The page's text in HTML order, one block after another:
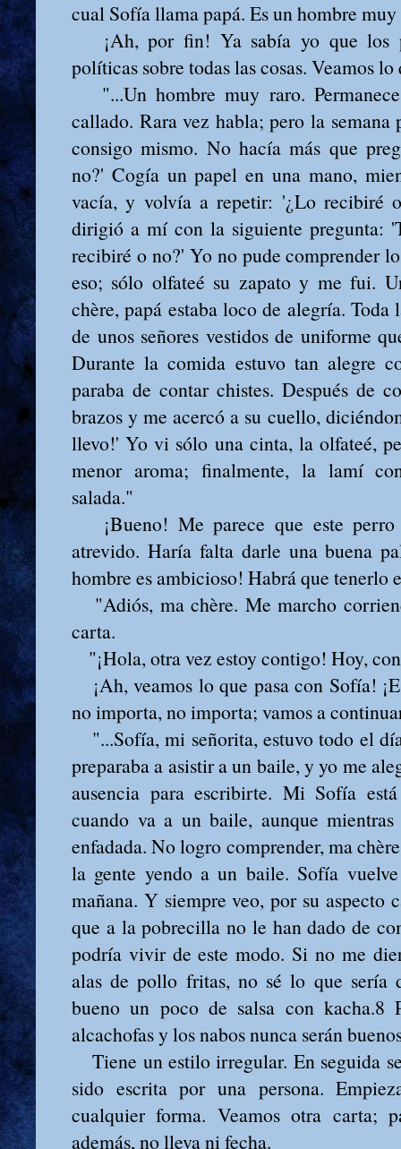
cual Sofía llama papá. Es un hombre
¡Ah, por fin! Ya sabía yo que los
políticas sobre todas las cosas. Veamos
"...Un hombre muy raro.
callado. Rara vez habla; pero la semana
consigo mismo. No hacía más que
no?' Cogía un papel en una mano,
vacía, y volvía a repetir: '¿Lo recibiré
dirigió a mí con la siguiente pregunta:
recibiré o no?' Yo no pude comprender
eso; sólo olfateé su zapato y me fui.
chère, papá estaba loco de alegría.
de unos señores vestidos de uniforme
Durante la comida estuvo tan alegre
paraba de contar chistes. Después de
brazos y me acercó a su cuello,
llevo!' Yo vi sólo una cinta, la olfateé,
menor aroma; finalmente, la lamí
salada."
¡Bueno! Me parece que este perro
atrevido. Haría falta darle una buena
hombre es ambicioso! Habrá que tenerlo
"Adiós, ma chère. Me marcho
carta.
"¡Hola, otra vez estoy contigo! Hoy,
¡Ah, veamos lo que pasa con Sofía!
no importa, no importa; vamos a
"...Sofía, mi señorita, estuvo todo el
preparaba a asistir a un baile, y yo me
ausencia para escribirte. Mi Sofía
cuando va a un baile, aunque
enfadada. No logro comprender, ma
la gente yendo a un baile. Sofía
mañana. Y siempre veo, por su aspecto
que a la pobrecilla no le han dado de
podría vivir de este modo. Si no me
alas de pollo fritas, no sé lo que sería
bueno un poco de salsa con kacha.8
alcachofas y los nabos nunca serán
Tiene un estilo irregular. En seguida
sido escrita por una persona.
cualquier forma. Veamos otra carta;
además, no lleva ni fecha.